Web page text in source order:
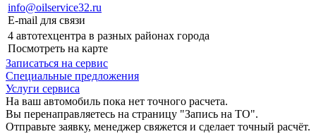
info@oilservice32.ru
E-mail для связи
4 автотехцентра в разных районах города
Посмотреть на карте
Записаться на сервис
Специальные предложения
Услуги сервиса
На ваш автомобиль пока нет точного расчета.
Вы перенаправляетесь на страницу "Запись на ТО".
Отправьте заявку, менеджер свяжется и сделает точный расчёт.